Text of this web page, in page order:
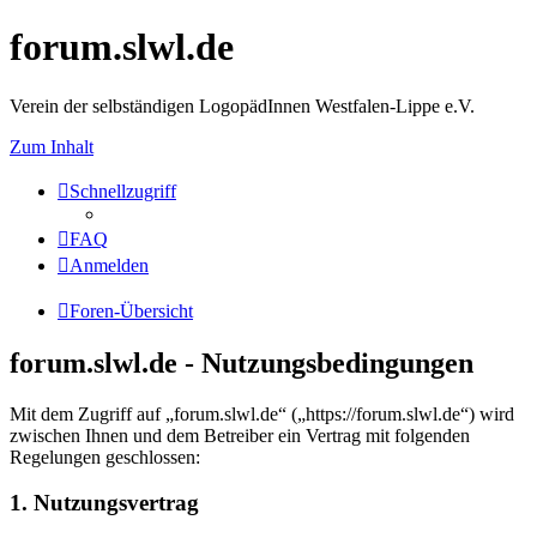
forum.slwl.de
Verein der selbständigen LogopädInnen Westfalen-Lippe e.V.
Zum Inhalt
Schnellzugriff
FAQ
Anmelden
Foren-Übersicht
forum.slwl.de - Nutzungsbedingungen
Mit dem Zugriff auf „forum.slwl.de“ („https://forum.slwl.de“) wird
zwischen Ihnen und dem Betreiber ein Vertrag mit folgenden
Regelungen geschlossen:
1. Nutzungsvertrag